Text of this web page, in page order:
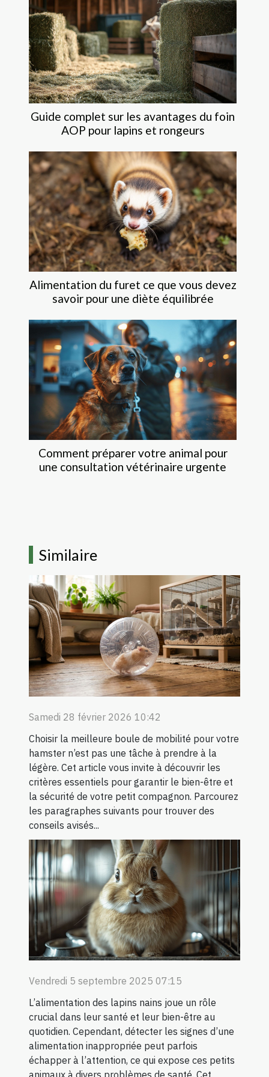
Guide complet sur les avantages du foin
AOP pour lapins et rongeurs
Alimentation du furet ce que vous devez
savoir pour une diète équilibrée
Comment préparer votre animal pour
une consultation vétérinaire urgente
Similaire
Samedi 28 février 2026 10:42
Choisir la meilleure boule de mobilité pour votre
hamster n’est pas une tâche à prendre à la
légère. Cet article vous invite à découvrir les
critères essentiels pour garantir le bien-être et
la sécurité de votre petit compagnon. Parcourez
les paragraphes suivants pour trouver des
conseils avisés...
Vendredi 5 septembre 2025 07:15
L’alimentation des lapins nains joue un rôle
crucial dans leur santé et leur bien-être au
quotidien. Cependant, détecter les signes d’une
alimentation inappropriée peut parfois
échapper à l’attention, ce qui expose ces petits
animaux à divers problèmes de santé. Cet